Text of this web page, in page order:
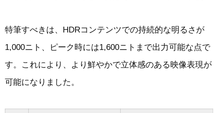
特筆すべきは、HDRコンテンツでの持続的な明るさが
1,000ニト、ピーク時には1,600ニトまで出力可能な点で
す。これにより、より鮮やかで立体感のある映像表現が
可能になりました。